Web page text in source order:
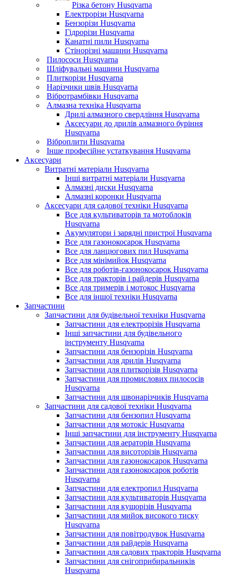
Різка бетону Husqvarna
Електрорізи Husqvarna
Бензорізи Husqvarna
Гідрорізи Husqvarna
Канатні пили Husqvarna
Стінорізні машини Husqvarna
Пилососи Husqvarna
Шліфувальні машини Husqvarna
Плиткорізи Husqvarna
Нарізчики швів Husqvarna
Вібротрамбівки Husqvarna
Алмазна техніка Husqvarna
Дрилі алмазного свердління Husqvarna
Аксесуари до дрилів алмазного буріння
Husqvarna
Віброплити Husqvarna
Інше професійне устаткування Husqvarna
Аксесуари
Витратні матеріали Husqvarna
Інші витратні матеріали Husqvarna
Алмазні диски Husqvarna
Алмазні коронки Husqvarna
Аксесуари для садової техніки Husqvarna
Все для культиваторів та мотоблоків
Husqvarna
Акумулятори і зарядні пристрої Husqvarna
Все для газонокосарок Husqvarna
Все для ланцюгових пил Husqvarna
Все для мінімийок Husqvarna
Все для роботів-газонокосарок Husqvarna
Все для тракторів і райдерів Husqvarna
Все для тримерів і мотокос Husqvarna
Все для іншої техніки Husqvarna
Запчастини
Запчастини для будівельної техніки Husqvarna
Запчастини для електрорізів Husqvarna
Інші запчастини для будівельного
інструменту Husqvarna
Запчастини для бензорізів Husqvarna
Запчастини для дрилів Husqvarna
Запчастини для плиткорізів Husqvarna
Запчастини для промислових пилососів
Husqvarna
Запчастини для швонарізчиків Husqvarna
Запчастини для садової техніки Husqvarna
Запчастини для бензопил Husqvarna
Запчастини для мотокіс Husqvarna
Інші запчастини для інструменту Husqvarna
Запчастини для аераторів Husqvarna
Запчастини для висоторізів Husqvarna
Запчастини для газонокосарок Husqvarna
Запчастини для газонокосарок роботів
Husqvarna
Запчастини для електропил Husqvarna
Запчастини для культиваторів Husqvarna
Запчастини для кущорізів Husqvarna
Запчастини для мийок високого тиску
Husqvarna
Запчастини для повітродувок Husqvarna
Запчастини для райдерів Husqvarna
Запчастини для садових тракторів Husqvarna
Запчастини для снігоприбиральників
Husqvarna